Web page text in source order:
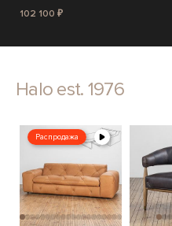
102 100 ₽
Halo est. 1976
Распродажа